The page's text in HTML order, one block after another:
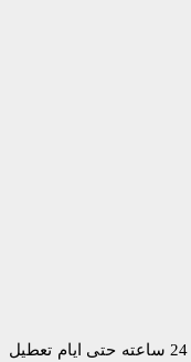
شما عزیزان میتوانید همه روزه و به صورت 24 ساعته حتی ایام تعطیل